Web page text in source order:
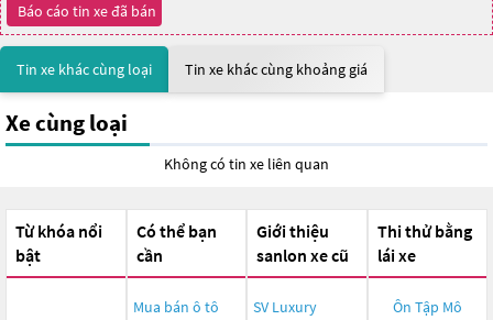
Báo cáo tin xe đã bán
Tin xe khác cùng loại Tin xe khác cùng khoảng giá
Xe cùng loại
Không có tin xe liên quan
Từ khóa nổi
bật
Có thể bạn
cần
Mua bán ô tô
Giới thiệu
sanlon xe cũ
SV Luxury
Thi thử bằng
lái xe
Ôn Tập Mô